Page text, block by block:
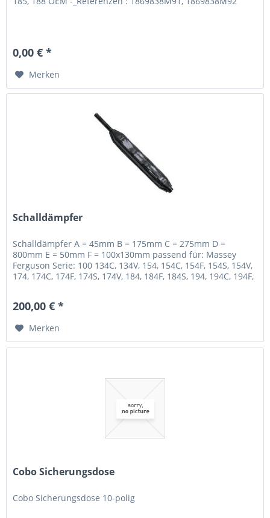
0,00 € *
Merken
Schalldämpfer
Schalldämpfer A = 45mm B = 175mm C = 275mm D =
800mm E = 50mm F = 100x130mm passend für: Massey
Ferguson Serie: 100 134C, 134V, 154, 154C, 154F, 154S, 154V,
174, 174C, 174F, 174S, 174V, 184, 184F, 184S, 194, 194C, 194F,
200,00 € *
Merken
Cobo Sicherungsdose
Cobo Sicherungsdose 10-polig